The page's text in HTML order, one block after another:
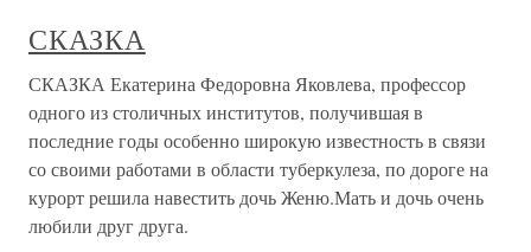
СКАЗКА
СКАЗКА Екатерина Федоровна Яковлева, профессор
одного из столичных институтов, получившая в
последние годы особенно широкую известность в связи
со своими работами в области туберкулеза, по дороге на
курорт решила навестить дочь Женю.Мать и дочь очень
любили друг друга.